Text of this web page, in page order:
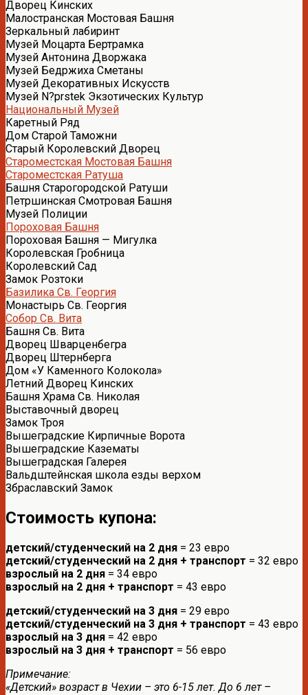
Дворец Кинских
Малостранская Мостовая Башня
Зеркальный лабиринт
Музей Моцарта Бертрамка
Музей Антонина Дворжака
Музей Бедржиха Сметаны
Музей Декоративных Искусств
Музей N?prstek Экзотических Культур
Национальный Музей
Каретный Ряд
Дом Старой Таможни
Старый Королевский Дворец
Староместская Мостовая Башня
Староместская Ратуша
Башня Старогородской Ратуши
Петршинская Смотровая Башня
Музей Полиции
Пороховая Башня
Пороховая Башня — Мигулка
Королевская Гробница
Королевский Сад
Замок Розтоки
Базилика Св. Георгия
Монастырь Св. Георгия
Собор Св. Вита
Башня Св. Вита
Дворец Шварценбегра
Дворец Штернберга
Дом «У Каменного Колокола»
Летний Дворец Кинских
Башня Храма Св. Николая
Выставочный дворец
Замок Троя
Вышеградские Кирпичные Ворота
Вышеградские Казематы
Вышеградская Галерея
Вальдштейнская школа езды верхом
Збраславский Замок
Стоимость купона:
детский/студенческий на 2 дня = 23 евро
детский/студенческий на 2 дня + транспорт = 32 евро
взрослый на 2 дня = 34 евро
взрослый на 2 дня + транспорт = 43 евро
детский/студенческий на 3 дня = 29 евро
детский/студенческий на 3 дня + транспорт = 43 евро
взрослый на 3 дня = 42 евро
взрослый на 3 дня + транспорт = 56 евро
Примечание:
«Детский» возраст в Чехии – это 6-15 лет. До 6 лет –